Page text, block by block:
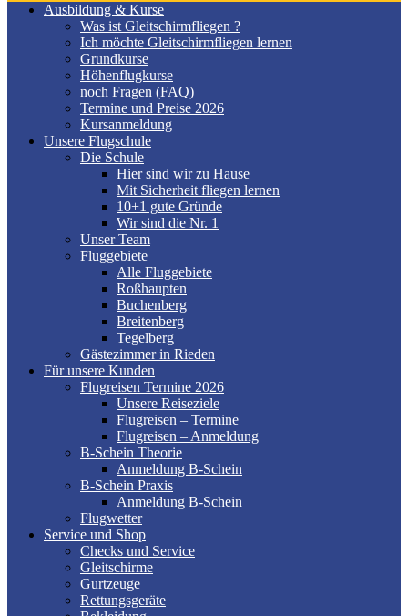
Ausbildung & Kurse
Was ist Gleitschirmfliegen ?
Ich möchte Gleitschirmfliegen lernen
Grundkurse
Höhenflugkurse
noch Fragen (FAQ)
Termine und Preise 2026
Kursanmeldung
Unsere Flugschule
Die Schule
Hier sind wir zu Hause
Mit Sicherheit fliegen lernen
10+1 gute Gründe
Wir sind die Nr. 1
Unser Team
Fluggebiete
Alle Fluggebiete
Roßhaupten
Buchenberg
Breitenberg
Tegelberg
Gästezimmer in Rieden
Für unsere Kunden
Flugreisen Termine 2026
Unsere Reiseziele
Flugreisen – Termine
Flugreisen – Anmeldung
B-Schein Theorie
Anmeldung B-Schein
B-Schein Praxis
Anmeldung B-Schein
Flugwetter
Service und Shop
Checks und Service
Gleitschirme
Gurtzeuge
Rettungsgeräte